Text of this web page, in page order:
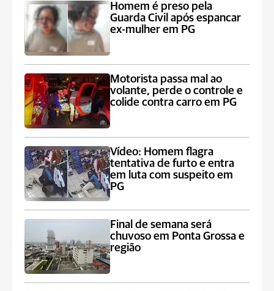
Homem é preso pela
Guarda Civil após espancar
ex-mulher em PG
Motorista passa mal ao
volante, perde o controle e
colide contra carro em PG
Vídeo: Homem flagra
tentativa de furto e entra
em luta com suspeito em
PG
Final de semana será
chuvoso em Ponta Grossa e
região